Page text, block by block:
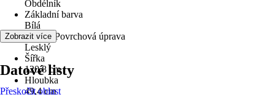
Obdélník
Základní barva
Bílá
Povrch/Povrchová úprava
Lesklý
Šířka
120,8 cm
Hloubka
49,4 cm
Zobrazit více
Datové listy
Přeskočit oblast